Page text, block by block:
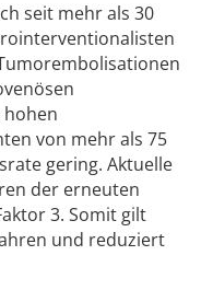
seit mehr als 30
hohen
von mehr als 75
gering. Aktuelle
der erneuten
3. Somit gilt
und reduziert